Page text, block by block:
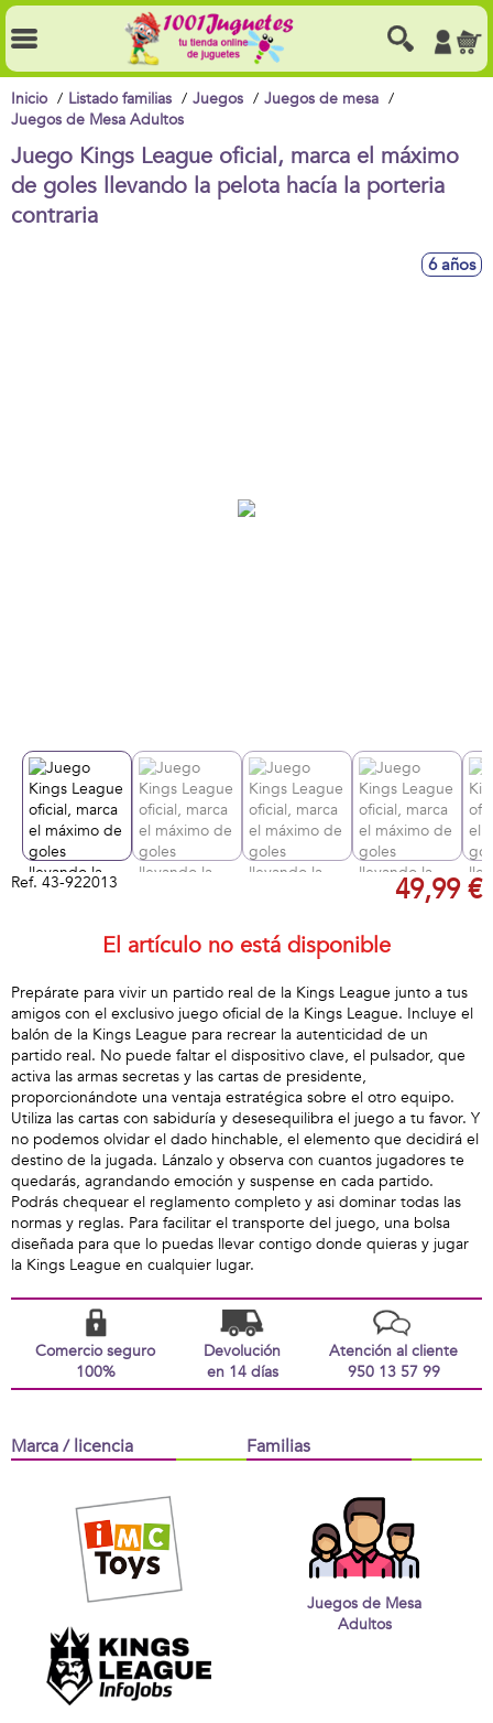
Inicio Listado familias Juegos
Juegos de mesa
Juegos de Mesa Adultos
Juego Kings League oficial, marca el máximo
de goles llevando la pelota hacía la porteria
contraria
6 años
Ref. 43-922013 49,99 €
El artículo no está disponible
Prepárate para vivir un partido real de la Kings League junto a tus
amigos con el exclusivo juego oficial de la Kings League. Incluye el
balón de la Kings League para recrear la autenticidad de un
partido real. No puede faltar el dispositivo clave, el pulsador, que
activa las armas secretas y las cartas de presidente,
proporcionándote una ventaja estratégica sobre el otro equipo.
Utiliza las cartas con sabiduría y desesequilibra el juego a tu favor. Y
no podemos olvidar el dado hinchable, el elemento que decidirá el
destino de la jugada. Lánzalo y observa con cuantos jugadores te
quedarás, agrandando emoción y suspense en cada partido.
Podrás chequear el reglamento completo y asi dominar todas las
normas y reglas. Para facilitar el transporte del juego, una bolsa
diseñada para que lo puedas llevar contigo donde quieras y jugar
la Kings League en cualquier lugar.
Comercio seguro
100%
Devolución
en 14 días
Atención al cliente
950 13 57 99
Marca / licencia Familias
Juegos de Mesa
Adultos